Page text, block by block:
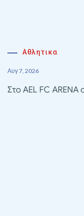
Αθλητικα
Αυγ 7, 2026
Στο AEL FC